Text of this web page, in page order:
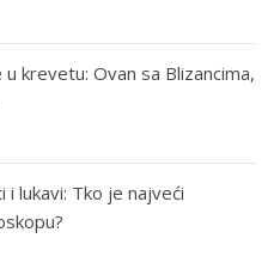
krevetu: Ovan sa Blizancima,
i lukavi: Tko je najveći